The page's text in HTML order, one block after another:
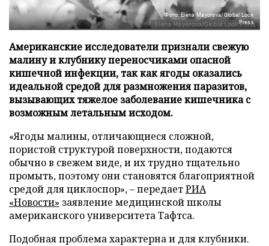
Фото: Elena Mayorova/Global Look
Press
Американские исследователи признали свежую
малину и клубнику переносчиками опасной
кишечной инфекции, так как ягоды оказались
идеальной средой для размножения паразитов,
вызывающих тяжелое заболевание кишечника с
возможным летальным исходом.
«Ягоды малины, отличающиеся сложной,
пористой структурой поверхности, подаются
обычно в свежем виде, и их трудно тщательно
промыть, поэтому они становятся благоприятной
средой для циклоспор», – передаетРИА
«Новости» заявление медицинской школы
американского университета Тафтса.
Подобная проблема характерна и для клубники.